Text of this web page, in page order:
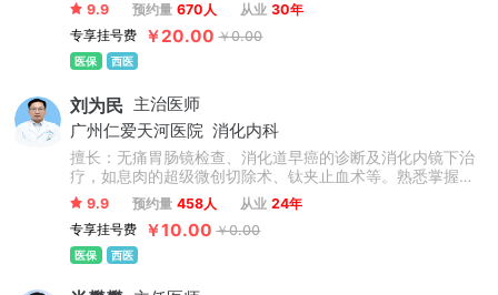
症、子宫腺肌症、痛经、女性不孕等。娴熟操作妇科微创手
术，如腹腔镜下子宫肌瘤及卵巢肿瘤剔除、盆腔炎症粘连分
粘、处女膜修复、生殖道畸形矫正等手术。
9.9 预约量 670人 从业 30年
专享挂号费
￥20.00 ￥0.00
医保 西医
刘为民 主治医师
广州仁爱天河医院 消化内科
擅长：无痛胃肠镜检查、消化道早癌的诊断及消化内镜下治
疗，如息肉的超级微创切除术、钛夹止血术等。熟悉掌握消
化内科常见病、多发病的诊治。
9.9 预约量 458人 从业 24年
专享挂号费
￥10.00 ￥0.00
医保 西医